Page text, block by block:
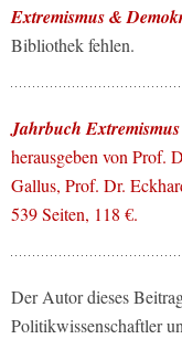
Extremismus &
Bibliothek fehlen.
Jahrbuch
herausgeben von Prof.
Gallus, Prof. Dr.
539 Seiten, 118 €.
Der Autor dieses
Politikwissenschaftler